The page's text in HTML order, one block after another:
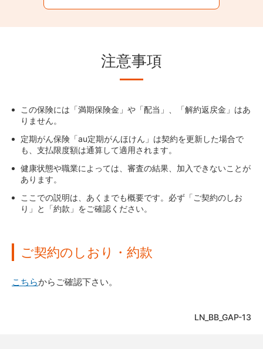
注意事項
この保険には「満期保険金」や「配当」、「解約返戻金」はあ
りません。
定期がん保険「au定期がんほけん」は契約を更新した場合で
も、支払限度額は通算して適用されます。
健康状態や職業によっては、審査の結果、加入できないことが
あります。
ここでの説明は、あくまでも概要です。必ず「ご契約のしお
り」と「約款」をご確認ください。
ご契約のしおり・約款
こちらからご確認下さい。
LN_BB_GAP-13